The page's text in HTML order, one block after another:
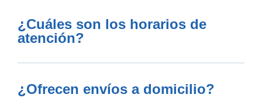
¿Cuáles son los horarios de
atención?
¿Ofrecen envíos a domicilio?